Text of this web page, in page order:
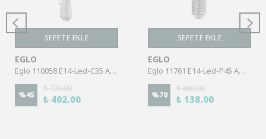
SEPETE EKLE
EGLO
Eglo 110058 E14-Led-C35 Ampul 1X4W Amber 2200K 270 Lümen
%45
₺ 730.00
₺ 402.00
SEPETE EKLE
EGLO
Eglo 11761 E14-Led-P45 Ampul 1X4W Şeffaf 2700K 470 Lümen
%70
₺ 460.00
₺ 138.00